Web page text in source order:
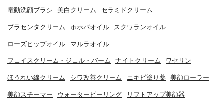
電動洗顔ブラシ 美白クリーム セラミドクリーム
プラセンタクリーム ホホバオイル スクワランオイル
ローズヒップオイル マルラオイル
フェイスクリーム・ジェル・バーム ナイトクリーム ワセリン
ほうれい線クリーム シワ改善クリーム ニキビ塗り薬 美顔ローラー
美顔スチーマー ウォーターピーリング リフトアップ美顔器